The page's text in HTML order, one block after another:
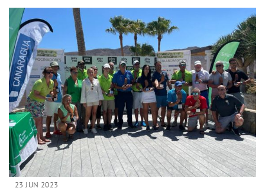
23 JUN 2023